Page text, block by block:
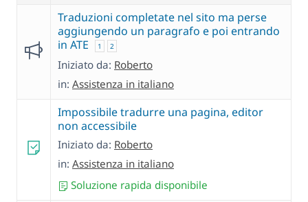
Traduzioni completate nel sito ma perse
aggiungendo un paragrafo e poi entrando
in ATE
1 2
Iniziato da: Roberto
in: Assistenza in italiano
Impossibile tradurre una pagina, editor
non accessibile
Iniziato da: Roberto
in: Assistenza in italiano
Soluzione rapida disponibile